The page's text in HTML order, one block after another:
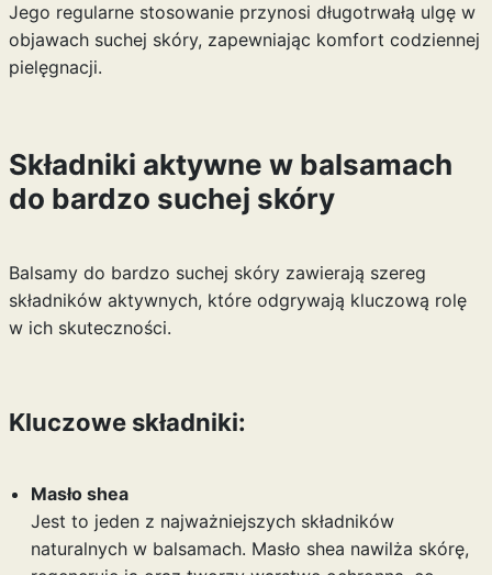
Jego regularne stosowanie przynosi długotrwałą ulgę w
objawach suchej skóry, zapewniając komfort codziennej
pielęgnacji.
Składniki aktywne w balsamach
do bardzo suchej skóry
Balsamy do bardzo suchej skóry zawierają szereg
składników aktywnych, które odgrywają kluczową rolę
w ich skuteczności.
Kluczowe składniki:
Masło shea
Jest to jeden z najważniejszych składników
naturalnych w balsamach. Masło shea nawilża skórę,